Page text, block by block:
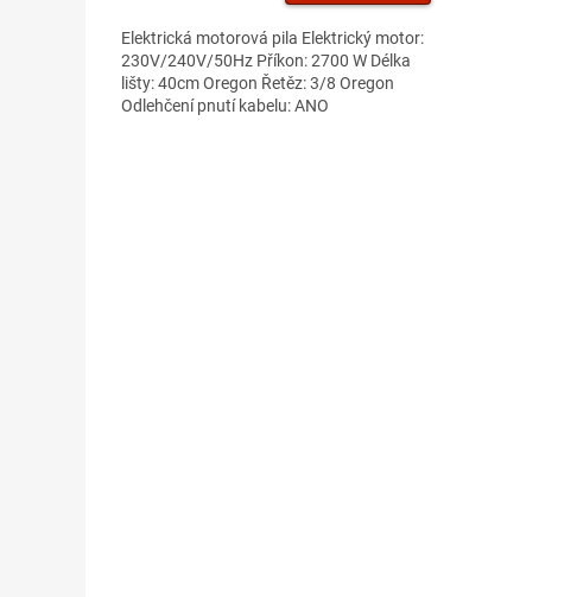
Elektrická motorová pila Elektrický motor:
230V/240V/50Hz Příkon: 2700 W Délka
lišty: 40cm Oregon Řetěz: 3/8 Oregon
Odlehčení pnutí kabelu: ANO